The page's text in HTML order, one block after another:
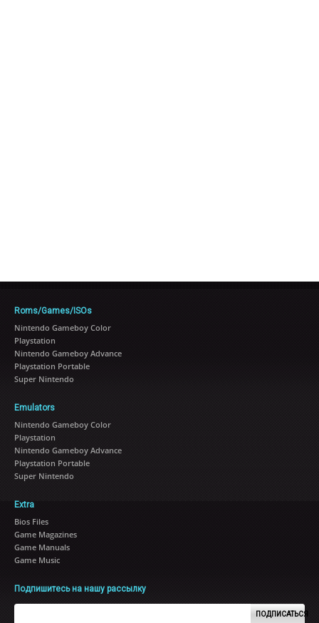
Roms/Games/ISOs
Nintendo Gameboy Color
Playstation
Nintendo Gameboy Advance
Playstation Portable
Super Nintendo
Emulators
Nintendo Gameboy Color
Playstation
Nintendo Gameboy Advance
Playstation Portable
Super Nintendo
Extra
Bios Files
Game Magazines
Game Manuals
Game Music
Подпишитесь на нашу рассылку
ПОДПИСАТЬСЯ